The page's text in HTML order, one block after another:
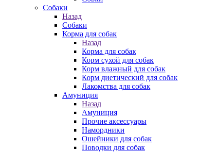
Собаки
Назад
Собаки
Корма для собак
Назад
Корма для собак
Корм сухой для собак
Корм влажный для собак
Корм диетический для собак
Лакомства для собак
Амуниция
Назад
Амуниция
Прочие аксессуары
Намордники
Ошейники для собак
Поводки для собак